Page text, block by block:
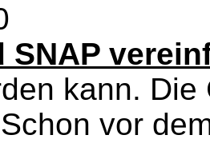
SNAP
kann.
vor